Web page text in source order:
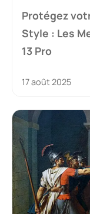
Protégez
Style : Les
13 Pro
17 août 2025